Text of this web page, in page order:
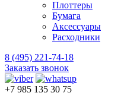
Плоттеры
Бумага
Аксессуары
Расходники
8 (495) 221-74-18
Заказать звонок
+7 985 135 30 75